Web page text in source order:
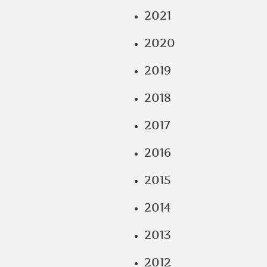
2021
2020
2019
2018
2017
2016
2015
2014
2013
2012